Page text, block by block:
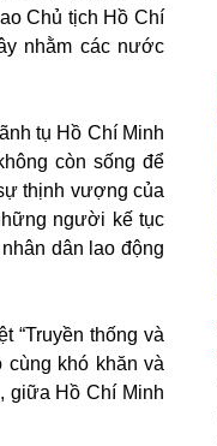
Chủ tịch Hồ Chí
nhằm các nước
tụ Hồ Chí Minh
còn sống để
thịnh vượng của
người kế tục
dân lao động
“Truyền thống và
cùng khó khăn và
giữa Hồ Chí Minh